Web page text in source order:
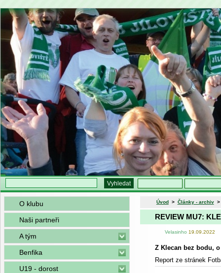
O klubu
Naši partneři
A tým
Benfika
U19 - dorost
Úvod > Články - archiv >
REVIEW MU7:
Velasinho 19.09.2022
Z Klecan bez bodu,
Report ze stránek